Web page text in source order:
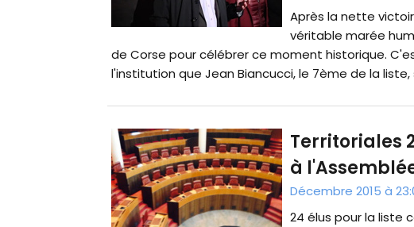
Après la nette
véritable marée
de Corse pour célébrer ce moment historique.
l'institution que Jean Biancucci, le 7ème de la liste,
Territoriales
à
Décembre 2015 à
24 élus pour la liste